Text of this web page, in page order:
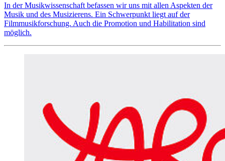
In der Musikwissenschaft befassen wir uns mit allen Aspekten der
Musik und des Musizierens. Ein Schwerpunkt liegt auf der
Filmmusikforschung. Auch die Promotion und Habilitation sind
möglich.